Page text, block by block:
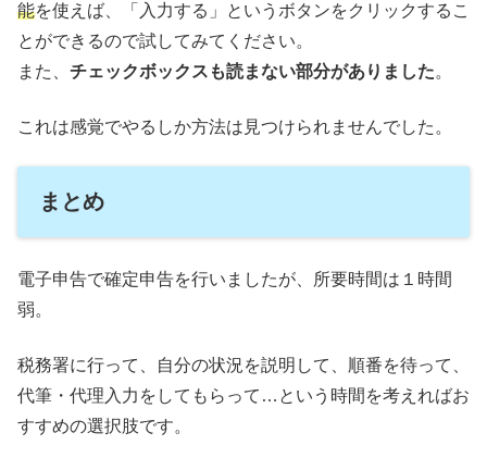
能を使えば、「入力する」というボタンをクリックするこ
とができるので試してみてください。
また、 チェックボックスも読まない部分がありました。
これは感覚でやるしか方法は見つけられませんでした。
まとめ
電子申告で確定申告を行いましたが、所要時間は１時間
弱。
税務署に行って、自分の状況を説明して、順番を待って、
代筆・代理入力をしてもらって…という時間を考えればお
すすめの選択肢です。